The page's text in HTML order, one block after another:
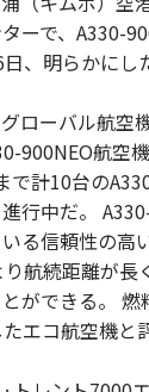
ーで、A330-
、明らかにし
ローバル航空
900NEO航空
で計10台の
行中だ。
る信頼性の高
り航続距離が
ができる。 燃
エコ航空機と